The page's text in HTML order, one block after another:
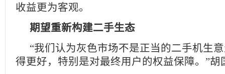
收益更为客观。
期望重新构建二手生态
“我们认为灰色市场不是正当的二手机生
得更好，特别是对最终用户的权益保障。”胡